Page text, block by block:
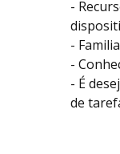
-
-
-
- É
de